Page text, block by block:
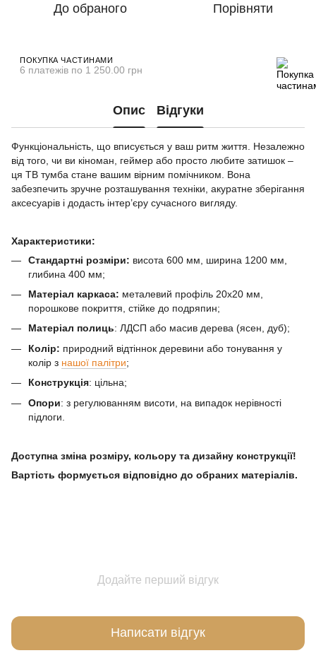
До обраного Порівняти
ПОКУПКА ЧАСТИНАМИ
6 платежів по 1 250.00 грн
Опис Відгуки
Функціональність, що вписується у ваш ритм життя. Незалежно
від того, чи ви кіноман, геймер або просто любите затишок –
ця ТВ тумба стане вашим вірним помічником. Вона
забезпечить зручне розташування техніки, акуратне зберігання
аксесуарів і додасть інтер’єру сучасного вигляду.
Характеристики:
Стандартні розміри: висота 600 мм, ширина 1200 мм,
глибина 400 мм;
Матеріал каркаса: металевий профіль 20х20 мм,
порошкове покриття, стійке до подряпин;
Матеріал полиць: ЛДСП або масив дерева (ясен, дуб);
Колір: природний відтіннок деревини або тонування у
колір з нашої палітри;
Конструкція: цільна;
Опори: з регулюванням висоти, на випадок нерівності
підлоги.
Доступна зміна розміру, кольору та дизайну конструкції!
Вартість формується відповідно до обраних матеріалів.
Додайте перший відгук
Написати відгук